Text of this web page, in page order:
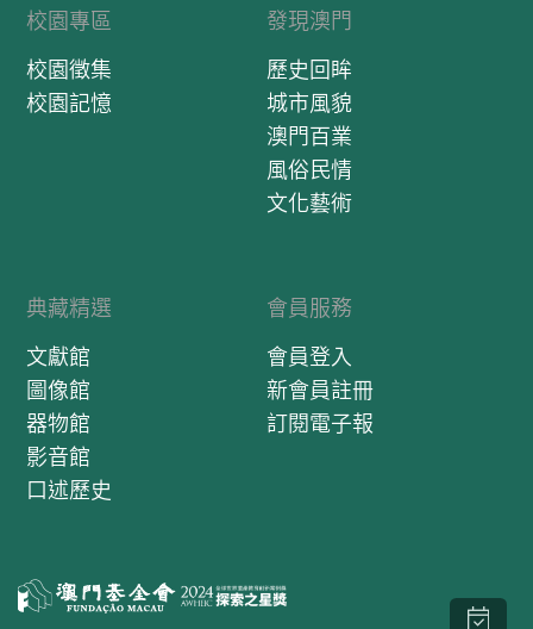
校園專區
校園徵集
校園記憶
發現澳門
歷史回眸
城市風貌
澳門百業
風俗民情
文化藝術
典藏精選
文獻館
圖像館
器物館
影音館
口述歷史
會員服務
會員登入
新會員註冊
訂閱電子報